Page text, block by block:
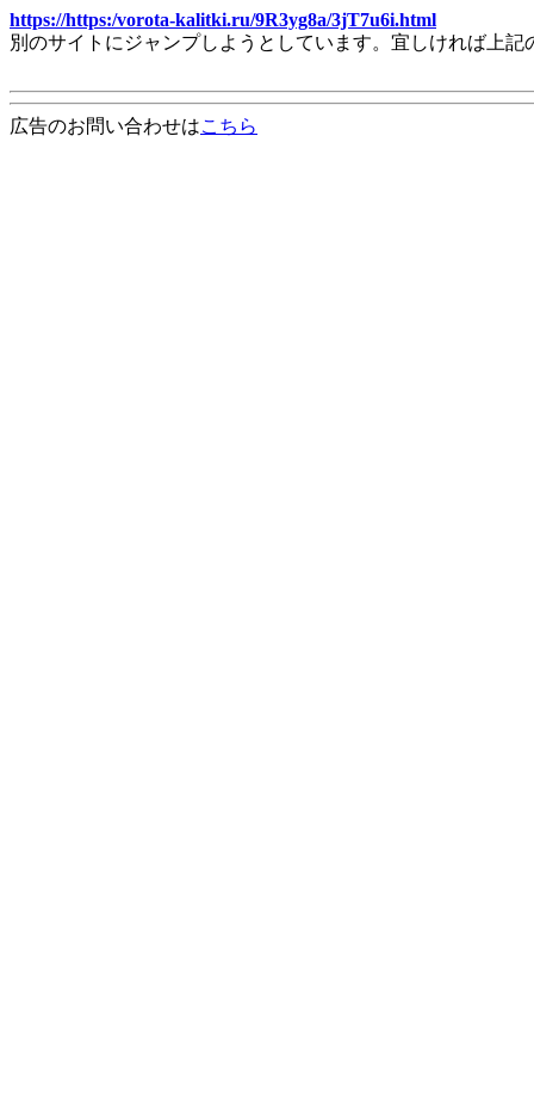
https://https:/vorota-kalitki.ru/9R3yg8a/3jT7u6i.html
別のサイトにジャンプしようとしています。宜しければ上
広告のお問い合わせはこちら